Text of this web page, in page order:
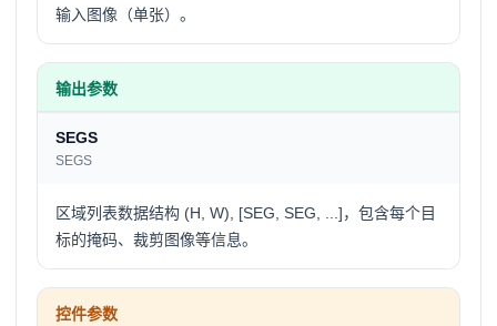
输入图像（单张）。
输出参数
SEGS
SEGS
区域列表数据结构 (H, W), [SEG, SEG, ...]，包含每个目
标的掩码、裁剪图像等信息。
控件参数